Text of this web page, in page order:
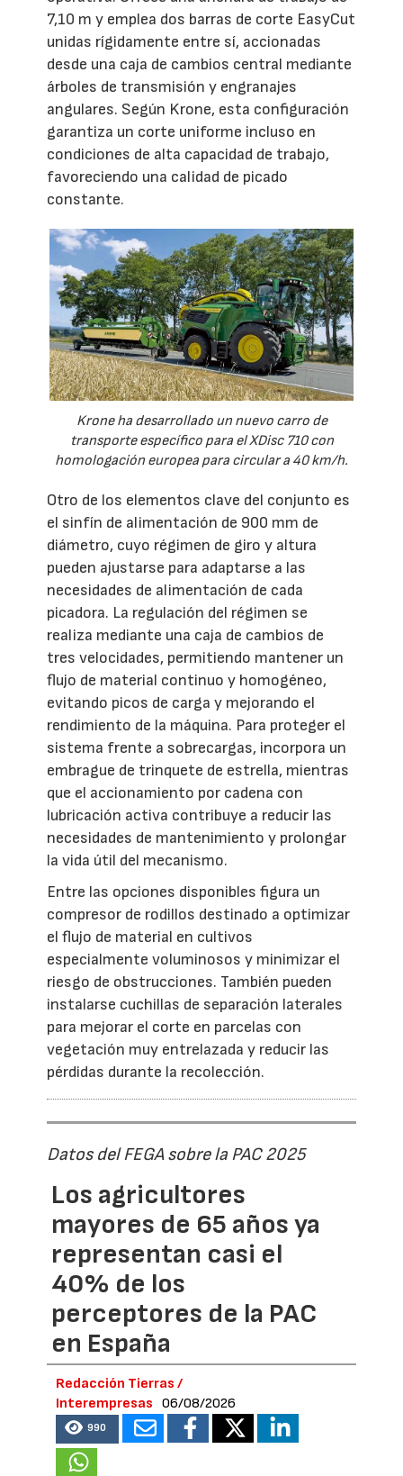
7,10 m y emplea dos barras de corte EasyCut
unidas rígidamente entre sí, accionadas
desde una caja de cambios central mediante
árboles de transmisión y engranajes
angulares. Según Krone, esta configuración
garantiza un corte uniforme incluso en
condiciones de alta capacidad de trabajo,
favoreciendo una calidad de picado
constante.
Krone ha desarrollado un nuevo carro de
transporte específico para el XDisc 710 con
homologación europea para circular a 40 km/h.
Otro de los elementos clave del conjunto es
el sinfín de alimentación de 900 mm de
diámetro, cuyo régimen de giro y altura
pueden ajustarse para adaptarse a las
necesidades de alimentación de cada
picadora. La regulación del régimen se
realiza mediante una caja de cambios de
tres velocidades, permitiendo mantener un
flujo de material continuo y homogéneo,
evitando picos de carga y mejorando el
rendimiento de la máquina. Para proteger el
sistema frente a sobrecargas, incorpora un
embrague de trinquete de estrella, mientras
que el accionamiento por cadena con
lubricación activa contribuye a reducir las
necesidades de mantenimiento y prolongar
la vida útil del mecanismo.
Entre las opciones disponibles figura un
compresor de rodillos destinado a optimizar
el flujo de material en cultivos
especialmente voluminosos y minimizar el
riesgo de obstrucciones. También pueden
instalarse cuchillas de separación laterales
para mejorar el corte en parcelas con
vegetación muy entrelazada y reducir las
pérdidas durante la recolección.
Datos del FEGA sobre la PAC 2025
Los agricultores
mayores de 65 años ya
representan casi el
40% de los
perceptores de la PAC
en España
Redacción Tierras /
Interempresas
06/08/2026
990